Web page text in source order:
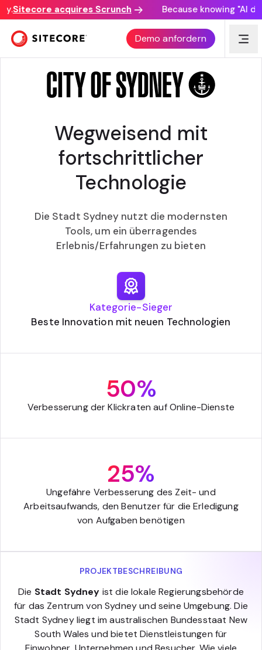
Sitecore acquires Scrunch Because knowing "AI
Demo anfordern
STADT SYDNEY
Wegweisend mit
fortschrittlicher
Technologie
Die Stadt Sydney nutzt die modernsten
Tools, um ein überragendes
Erlebnis/Erfahrungen zu bieten
Kategorie-Sieger
Beste Innovation mit neuen Technologien
50%
Verbesserung der Klickraten auf Online-Dienste
25%
Ungefähre Verbesserung des Zeit- und
Arbeitsaufwands, den Benutzer für die Erledigung
von Aufgaben benötigen
PROJEKTBESCHREIBUNG
Die Stadt Sydney ist die lokale Regierungsbehörde
für das Zentrum von Sydney und seine Umgebung. Die
Stadt Sydney liegt im australischen Bundesstaat New
South Wales und bietet Dienstleistungen für